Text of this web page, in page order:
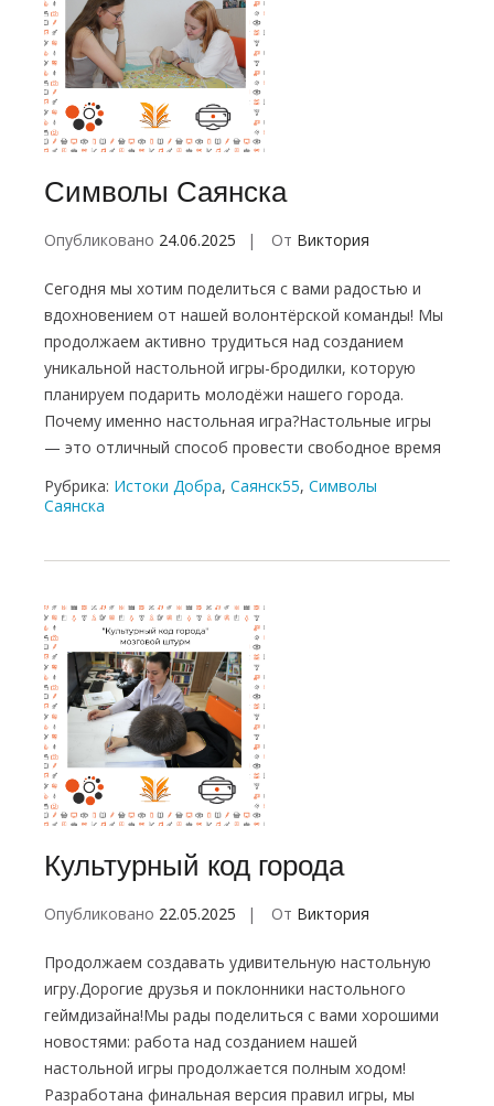
Символы Саянска
Опубликовано 24.06.2025 От Виктория
Сегодня мы хотим поделиться с вами радостью и
вдохновением от нашей волонтёрской команды! Мы
продолжаем активно трудиться над созданием
уникальной настольной игры-бродилки, которую
планируем подарить молодёжи нашего города.
Почему именно настольная игра?Настольные игры
— это отличный способ провести свободное время
Рубрика: Истоки Добра, Саянск55, Символы
Саянска
Культурный код города
Опубликовано 22.05.2025 От Виктория
Продолжаем создавать удивительную настольную
игру.Дорогие друзья и поклонники настольного
геймдизайна!Мы рады поделиться с вами хорошими
новостями: работа над созданием нашей
настольной игры продолжается полным ходом!
Разработана финальная версия правил игры, мы